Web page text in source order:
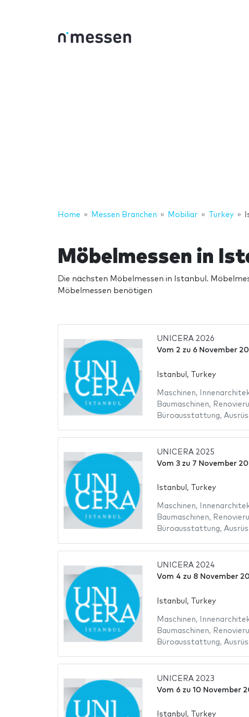
Home Messen Branchen Mobiliar Turkey
Möbelmessen in
Die nächsten Möbelmessen in Istanbul.
Möbelmessen benötigen
UNICERA 2026
Vom 2 zu 6 November
Istanbul, Turkey
Maschinen,
Baumaschinen,
Büroausstattung,
UNICERA 2025
Vom 3zu 7 November
Istanbul, Turkey
Maschinen,
Baumaschinen,
Büroausstattung,
UNICERA 2024
Vom 4 zu 8 November
Istanbul, Turkey
Maschinen,
Baumaschinen,
Büroausstattung,
UNICERA 2023
Vom 6zu 10 November
Istanbul, Turkey